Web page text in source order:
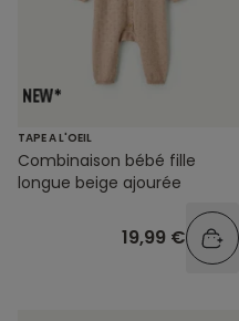
TAPE A L'OEIL
Combinaison bébé fille
longue beige ajourée
19,99 €